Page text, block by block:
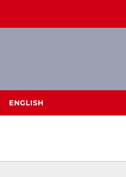
ENGLISH